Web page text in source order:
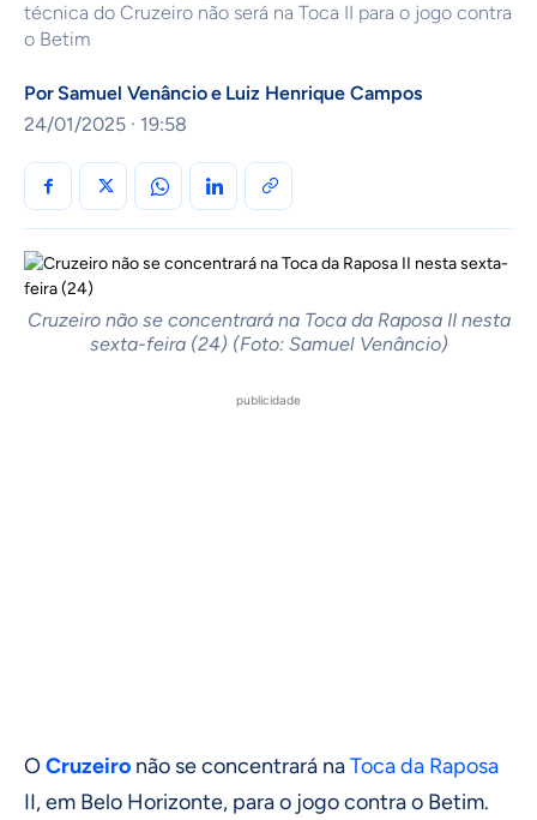
técnica do Cruzeiro não será na Toca II para o jogo contra
o Betim
Por Samuel Venâncioe Luiz Henrique Campos
24/01/2025 · 19:58
Cruzeiro não se concentrará na Toca da Raposa II nesta
sexta-feira (24) (Foto: Samuel Venâncio)
publicidade
OCruzeiro não se concentrará naToca da Raposa
II, em Belo Horizonte, para o jogo contra o Betim.